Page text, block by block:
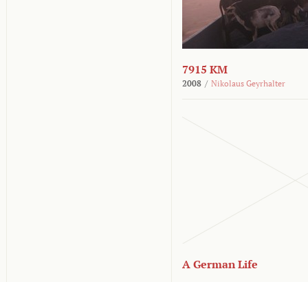
7915 KM
2008 / Nikolaus Geyrhalter
A German Life